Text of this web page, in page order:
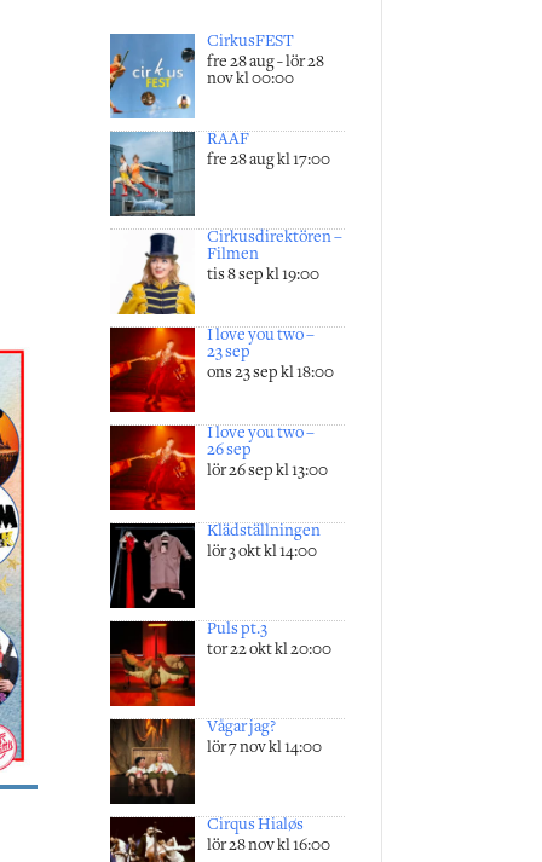
CirkusFEST
fre 28 aug - lör 28
nov kl 00:00
RAAF
fre 28 aug kl 17:00
Cirkusdirektören –
Filmen
tis 8 sep kl 19:00
I love you two –
23 sep
ons 23 sep kl 18:00
I love you two –
26 sep
lör 26 sep kl 13:00
Klädställningen
lör 3 okt kl 14:00
Puls pt.3
tor 22 okt kl 20:00
Vågar jag?
lör 7 nov kl 14:00
Cirqus Hialøs
lör 28 nov kl 16:00